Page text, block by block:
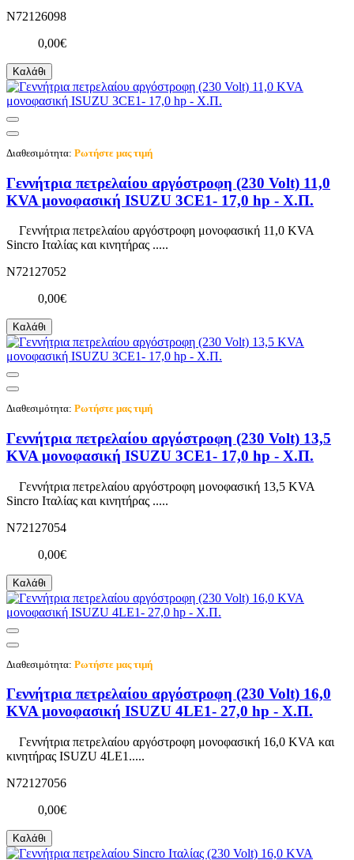
N72126098
0,00€
Καλάθι
Διαθεσιμότητα: Ρωτήστε μας τιμή
Γεννήτρια πετρελαίου αργόστροφη (230 Volt) 11,0
KVA μονοφασική ISUZU 3CE1- 17,0 hp - Χ.Π.
Γεννήτρια πετρελαίου αργόστροφη μονοφασική 11,0 KVA
Sincro Ιταλίας και κινητήρας .....
N72127052
0,00€
Καλάθι
Διαθεσιμότητα: Ρωτήστε μας τιμή
Γεννήτρια πετρελαίου αργόστροφη (230 Volt) 13,5
KVA μονοφασική ISUZU 3CE1- 17,0 hp - Χ.Π.
Γεννήτρια πετρελαίου αργόστροφη μονοφασική 13,5 KVA
Sincro Ιταλίας και κινητήρας .....
N72127054
0,00€
Καλάθι
Διαθεσιμότητα: Ρωτήστε μας τιμή
Γεννήτρια πετρελαίου αργόστροφη (230 Volt) 16,0
KVA μονοφασική ISUZU 4LE1- 27,0 hp - Χ.Π.
Γεννήτρια πετρελαίου αργόστροφη μονοφασική 16,0 KVA και
κινητήρας ISUZU 4LE1.....
N72127056
0,00€
Καλάθι